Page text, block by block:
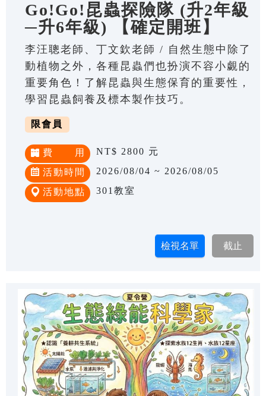
Go!Go!昆蟲探險隊 (升2年級
─升6年級) 【確定開班】
李汪聰老師、丁文欽老師 / 自然生態中除了
動植物之外，各種昆蟲們也扮演不容小覷的
重要角色！了解昆蟲與生態保育的重要性，
學習昆蟲飼養及標本製作技巧。
限會員
費 用 NT$ 2800 元
活動時間 2026/08/04 ~ 2026/08/05
活動地點 301教室